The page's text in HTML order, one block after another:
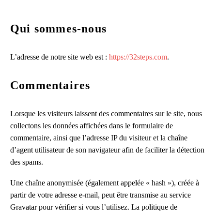
Qui sommes-nous
L’adresse de notre site web est : https://32steps.com.
Commentaires
Lorsque les visiteurs laissent des commentaires sur le site, nous
collectons les données affichées dans le formulaire de
commentaire, ainsi que l’adresse IP du visiteur et la chaîne
d’agent utilisateur de son navigateur afin de faciliter la détection
des spams.
Une chaîne anonymisée (également appelée « hash »), créée à
partir de votre adresse e-mail, peut être transmise au service
Gravatar pour vérifier si vous l’utilisez. La politique de